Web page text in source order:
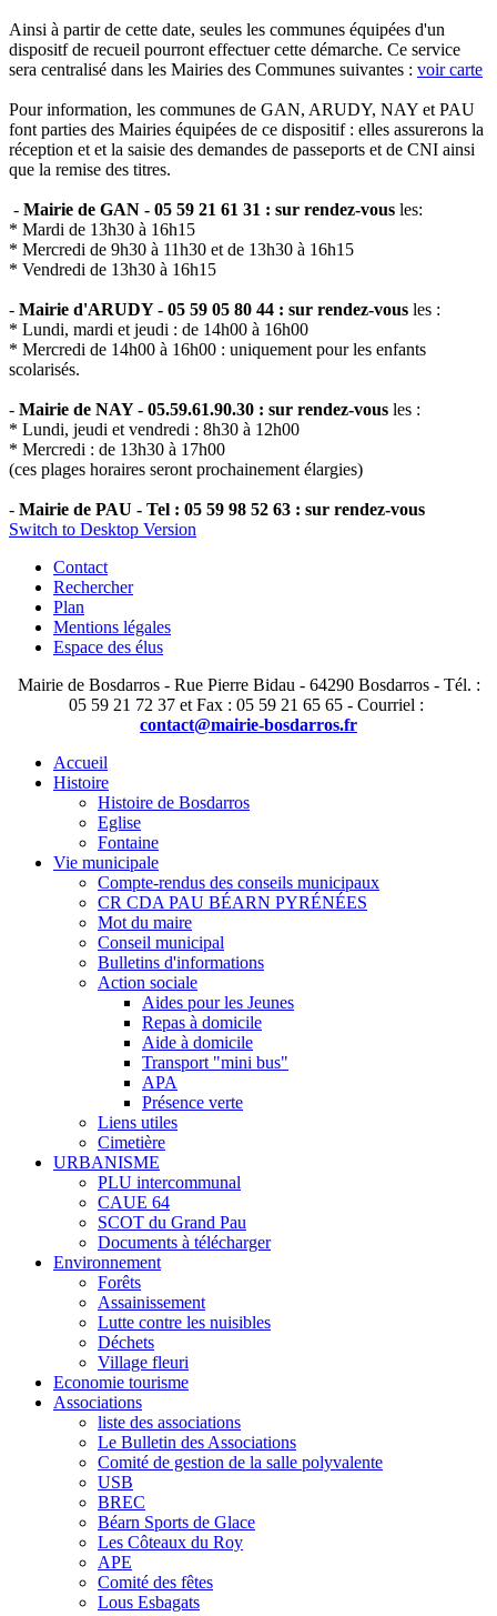
Ainsi à partir de cette date, seules les communes équipées d'un
dispositf de recueil pourront effectuer cette démarche. Ce service
sera centralisé dans les Mairies des Communes suivantes : voir carte
Pour information, les communes de GAN, ARUDY, NAY et PAU
font parties des Mairies équipées de ce dispositif : elles assurerons la
réception et et la saisie des demandes de passeports et de CNI ainsi
que la remise des titres.
- Mairie de GAN - 05 59 21 61 31 : sur rendez-vous les:
* Mardi de 13h30 à 16h15
* Mercredi de 9h30 à 11h30 et de 13h30 à 16h15
* Vendredi de 13h30 à 16h15
- Mairie d'ARUDY - 05 59 05 80 44 : sur rendez-vous les :
* Lundi, mardi et jeudi : de 14h00 à 16h00
* Mercredi de 14h00 à 16h00 : uniquement pour les enfants
scolarisés.
- Mairie de NAY - 05.59.61.90.30 : sur rendez-vous les :
* Lundi, jeudi et vendredi : 8h30 à 12h00
* Mercredi : de 13h30 à 17h00
(ces plages horaires seront prochainement élargies)
- Mairie de PAU - Tel : 05 59 98 52 63 : sur rendez-vous
Switch to Desktop Version
Contact
Rechercher
Plan
Mentions légales
Espace des élus
Mairie de Bosdarros - Rue Pierre Bidau - 64290 Bosdarros - Tél. :
05 59 21 72 37 et Fax : 05 59 21 65 65 - Courriel :
contact@mairie-bosdarros.fr
Accueil
Histoire
Histoire de Bosdarros
Eglise
Fontaine
Vie municipale
Compte-rendus des conseils municipaux
CR CDA PAU BÉARN PYRÉNÉES
Mot du maire
Conseil municipal
Bulletins d'informations
Action sociale
Aides pour les Jeunes
Repas à domicile
Aide à domicile
Transport "mini bus"
APA
Présence verte
Liens utiles
Cimetière
URBANISME
PLU intercommunal
CAUE 64
SCOT du Grand Pau
Documents à télécharger
Environnement
Forêts
Assainissement
Lutte contre les nuisibles
Déchets
Village fleuri
Economie tourisme
Associations
liste des associations
Le Bulletin des Associations
Comité de gestion de la salle polyvalente
USB
BREC
Béarn Sports de Glace
Les Côteaux du Roy
APE
Comité des fêtes
Lous Esbagats